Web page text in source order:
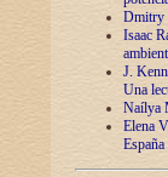
Dmitry
Isaac
J.
Una
Naílya
Elena
España